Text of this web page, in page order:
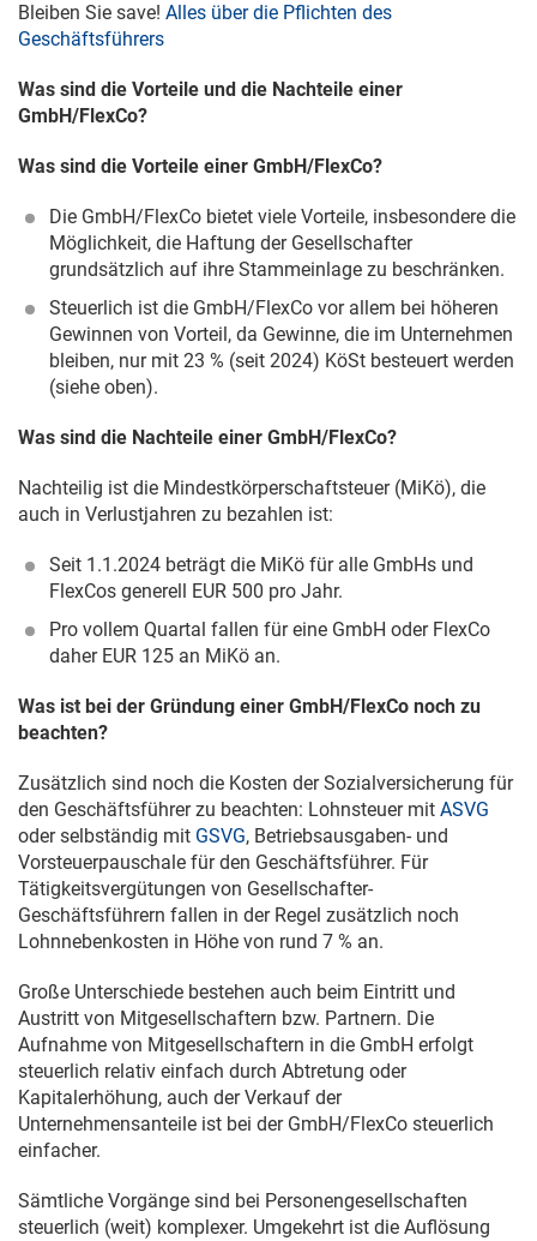
Bleiben Sie save! Alles über die Pflichten des
Geschäftsführers
Was sind die Vorteile und die Nachteile einer
GmbH/FlexCo?
Was sind die Vorteile einer GmbH/FlexCo?
Die GmbH/FlexCo bietet viele Vorteile, insbesondere die
Möglichkeit, die Haftung der Gesellschafter
grundsätzlich auf ihre Stammeinlage zu beschränken.
Steuerlich ist die GmbH/FlexCo vor allem bei höheren
Gewinnen von Vorteil, da Gewinne, die im Unternehmen
bleiben, nur mit 23 % (seit 2024) KöSt besteuert werden
(siehe oben).
Was sind die Nachteile einer GmbH/FlexCo?
Nachteilig ist die Mindestkörperschaftsteuer (MiKö), die
auch in Verlustjahren zu bezahlen ist:
Seit 1.1.2024 beträgt die MiKö für alle GmbHs und
FlexCos generell EUR 500 pro Jahr.
Pro vollem Quartal fallen für eine GmbH oder FlexCo
daher EUR 125 an MiKö an.
Was ist bei der Gründung einer GmbH/FlexCo noch zu
beachten?
Zusätzlich sind noch die Kosten der Sozialversicherung für
den Geschäftsführer zu beachten: Lohnsteuer mit ASVG
oder selbständig mit GSVG, Betriebsausgaben- und
Vorsteuerpauschale für den Geschäftsführer. Für
Tätigkeitsvergütungen von Gesellschafter-
Geschäftsführern fallen in der Regel zusätzlich noch
Lohnnebenkosten in Höhe von rund 7 % an.
Große Unterschiede bestehen auch beim Eintritt und
Austritt von Mitgesellschaftern bzw. Partnern. Die
Aufnahme von Mitgesellschaftern in die GmbH erfolgt
steuerlich relativ einfach durch Abtretung oder
Kapitalerhöhung, auch der Verkauf der
Unternehmensanteile ist bei der GmbH/FlexCo steuerlich
einfacher.
Sämtliche Vorgänge sind bei Personengesellschaften
steuerlich (weit) komplexer. Umgekehrt ist die Auflösung